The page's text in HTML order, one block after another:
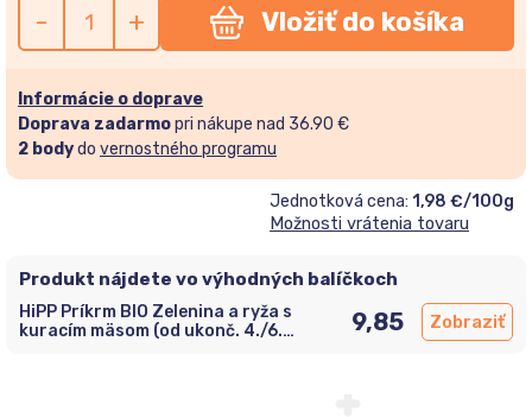
- + Vložiť do košíka
Informácie o doprave
Doprava zadarmopri nákupe nad 36.90 €
2 bodydo vernostného programu
Jednotková cena: 1,98 €/100g
Možnosti vrátenia tovaru
Produkt nájdete vo výhodných balíčkoch
HiPP Príkrm BIO Zelenina a ryža s
kuracím mäsom (od ukonč. 4./6.
9,85 Zobraziť